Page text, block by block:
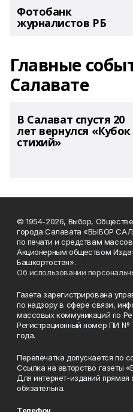
Фотобанк
журналистов РБ
Главные
Салавате
В Салават спустя 20
лет вернулся «Кубок
стихий»
© 1954-2026, Выбор,
города Салавата «ВЫБОР
по печати и средствам
Акционерным обществом
Башкортостан».
Об использовании
Газета зарегистрирована
по надзору в сфере связи,
массовых коммуникаций по
Регистрационный номер ПИ №
года.
Перепечатка допускается по
Ссылка на авторство газеты
Для интернет-изданий прямая
обязательна.